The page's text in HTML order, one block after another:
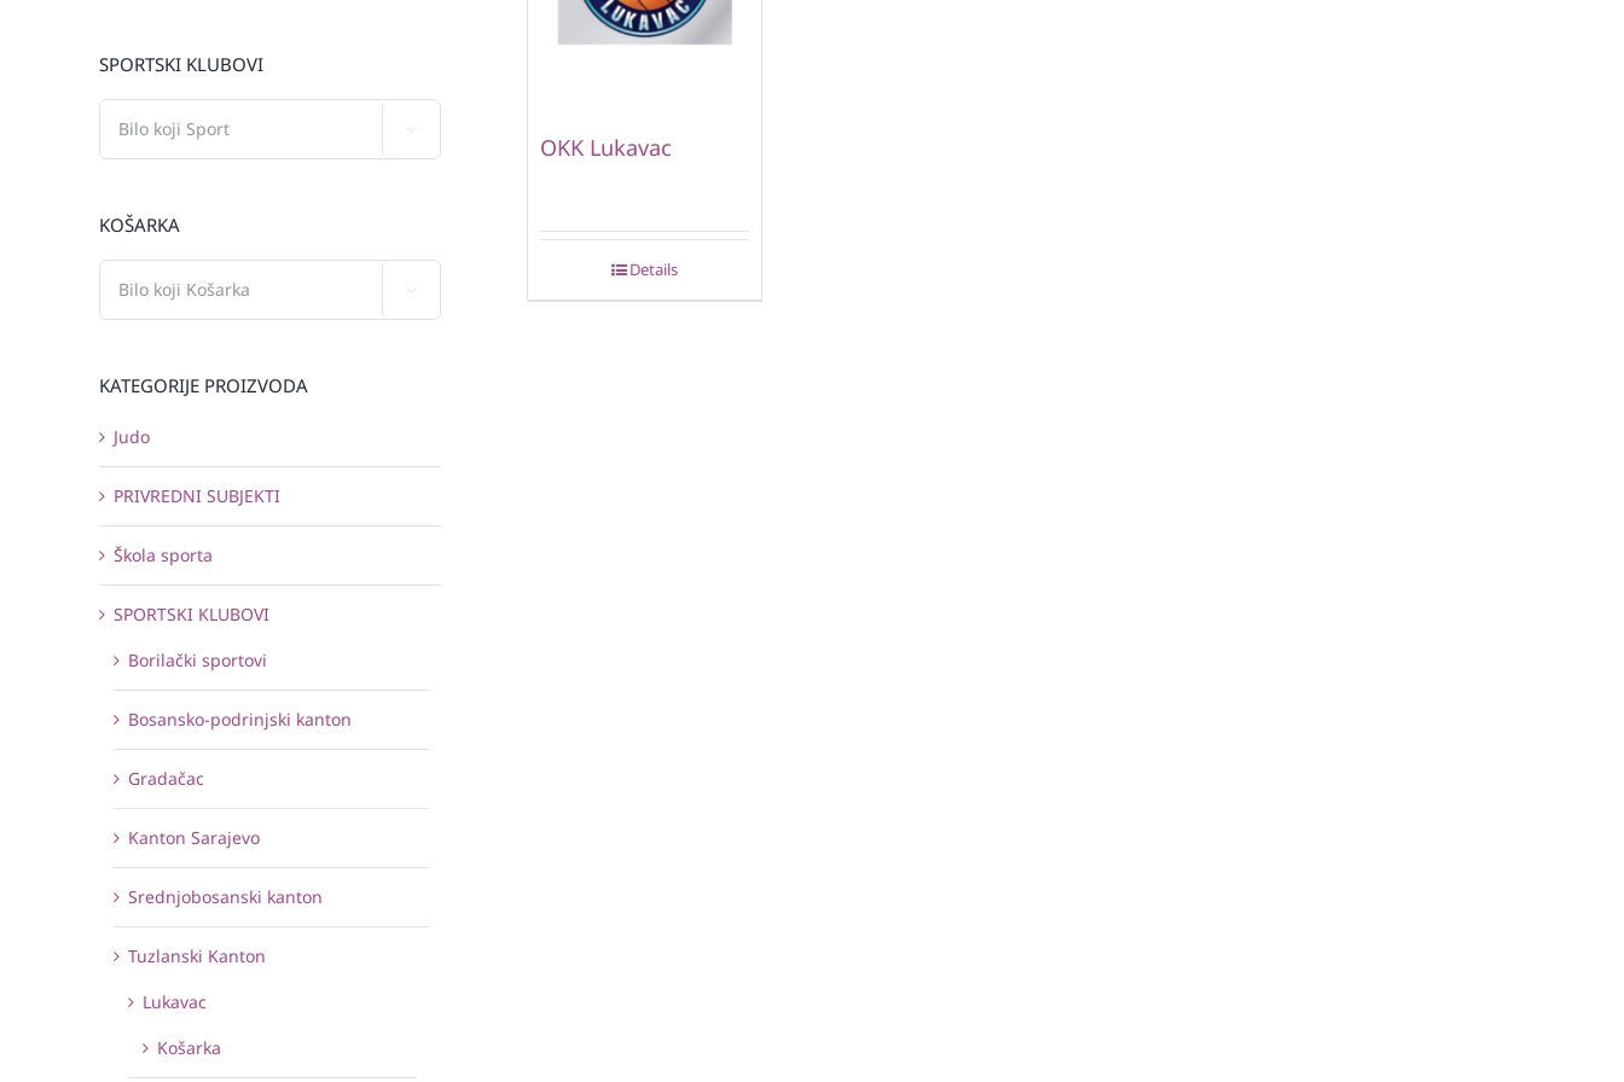
OKK Lukavac
Details
SPORTSKI KLUBOVI
KOŠARKA
KATEGORIJE PROIZVODA
Judo
PRIVREDNI SUBJEKTI
Škola sporta
SPORTSKI KLUBOVI
Borilački sportovi
Bosansko-podrinjski kanton
Gradačac
Kanton Sarajevo
Srednjobosanski kanton
Tuzlanski Kanton
Lukavac
Košarka